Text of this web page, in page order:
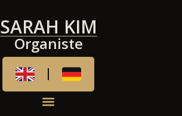
SARAH KIM
Organiste